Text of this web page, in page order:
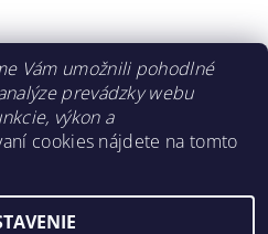
Vám umožnili pohodlné
prevádzky webu
výkon a
cookies nájdete na tomto